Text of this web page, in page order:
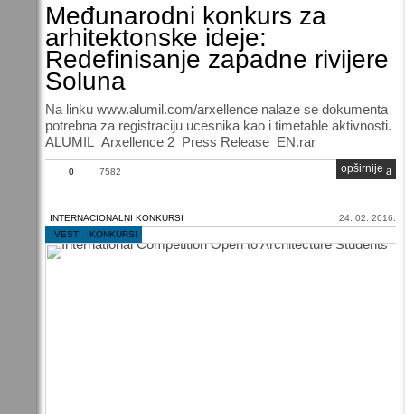
Međunarodni konkurs za
arhitektonske ideje:
Redefinisanje zapadne rivijere
Soluna
Na linku www.alumil.com/arxellence nalaze se dokumenta
potrebna za registraciju ucesnika kao i timetable aktivnosti.
ALUMIL_Arxellence 2_Press Release_EN.rar
0 7582 opširnije
INTERNACIONALNI KONKURSI
/ VESTI / KONKURSI
24. 02. 2016.